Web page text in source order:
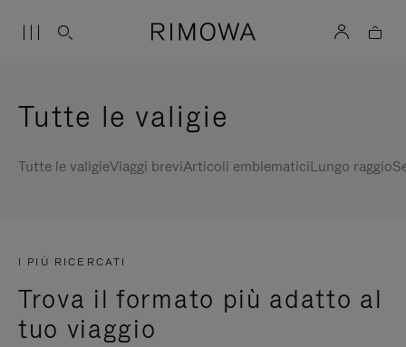
Tutte le valigie
Tutte le valigieViaggi breviArticoli emblematiciLungo raggio
I PIÙ RICERCATI
Trova il formato più adatto al
tuo viaggio